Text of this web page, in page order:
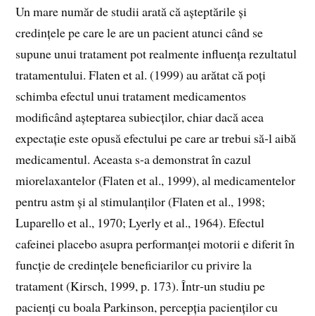
Un mare număr de studii arată că așteptările și
credințele pe care le are un pacient atunci când se
supune unui tratament pot realmente influența rezultatul
tratamentului. Flaten et al. (1999) au arătat că poți
schimba efectul unui tratament medicamentos
modificând așteptarea subiecților, chiar dacă acea
expectație este opusă efectului pe care ar trebui să‑l aibă
medicamentul. Aceasta s‑a demonstrat în cazul
miorelaxantelor (Flaten et al., 1999), al medicamentelor
pentru astm și al stimulanților (Flaten et al., 1998;
Luparello et al., 1970; Lyerly et al., 1964). Efectul
cafeinei placebo asupra performanței motorii e diferit în
funcție de credințele beneficiarilor cu privire la
tratament (Kirsch, 1999, p. 173). Într‑un studiu pe
pacienți cu boala Parkinson, percepția pacienților cu